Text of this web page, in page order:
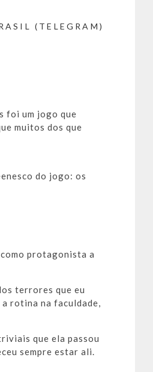
(TELEGRAM)
foi um jogo que
muitos dos que
do jogo: os
protagonista a
terrores que eu
rotina na faculdade,
que ela passou
sempre estar ali.